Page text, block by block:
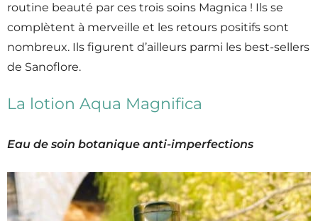
routine beauté par ces trois soins Magnica ! Ils se
complètent à merveille et les retours positifs sont
nombreux. Ils figurent d’ailleurs parmi les best-sellers
de Sanoflore.
La lotion Aqua Magnifica
Eau de soin botanique anti-imperfections